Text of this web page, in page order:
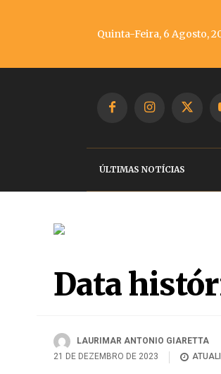
Quinta-Feira, 6 Agosto,
ÚLTIMAS NOTÍCIAS
Data
LAURIMAR ANTONIO GIARETTA
21 DE DEZEMBRO DE 2023